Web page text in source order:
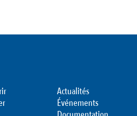
Actualités
Événements